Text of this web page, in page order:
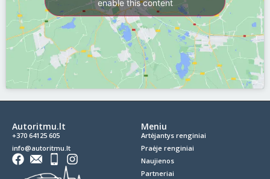
enable this content
Autoritmu.lt
+370 64125 605
info@autoritmu.lt
Meniu
Artėjantys renginiai
Praėje renginiai
Naujienos
Partneriai